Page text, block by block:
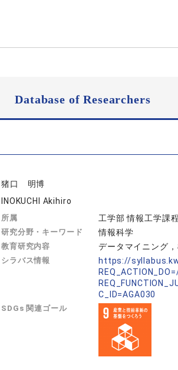
Database of Researchers
猪口 明博
INOKUCHI Akihiro
所属 工学部 情報工学課
研究分野・キーワード 情報科学
教育研究内容 データマイニング
シラバス情報
https://
C_ID=AGA030
SDGs 関連ゴール